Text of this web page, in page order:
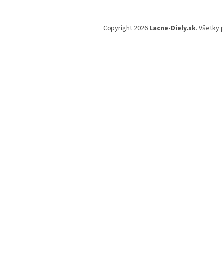
Copyright 2026 Lacne-Diely.sk. Všetky